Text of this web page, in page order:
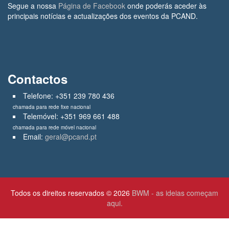
Segue a nossa Página de Facebook onde poderás aceder às
principais notícias e actualizações dos eventos da PCAND.
Contactos
Telefone: +351 239 780 436
chamada para rede fixe nacional
Telemóvel: +351 969 661 488
chamada para rede móvel nacional
Email: geral@pcand.pt
Todos os direitos reservados © 2026 BWM - as ideias começam
aqui.